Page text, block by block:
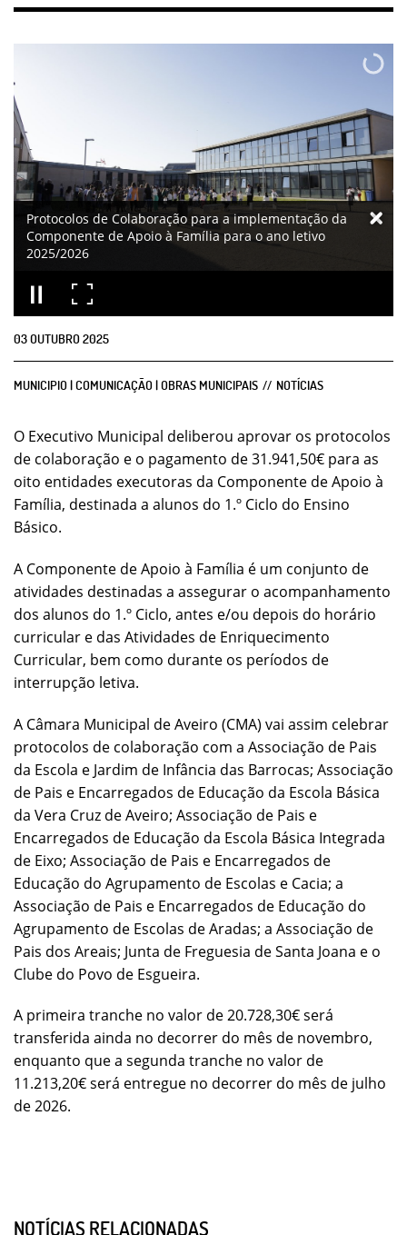
Protocolos de Colaboração para a implementação da
Componente de Apoio à Família para o ano letivo
2025/2026
03OUTUBRO2025
MUNICIPIO | COMUNICAÇÃO | OBRAS MUNICIPAIS NOTÍCIAS
O Executivo Municipal deliberou aprovar os protocolos
de colaboração e o pagamento de 31.941,50€ para as
oito entidades executoras da Componente de Apoio à
Família, destinada a alunos do 1.º Ciclo do Ensino
Básico.
A Componente de Apoio à Família é um conjunto de
atividades destinadas a assegurar o acompanhamento
dos alunos do 1.º Ciclo, antes e/ou depois do horário
curricular e das Atividades de Enriquecimento
Curricular, bem como durante os períodos de
interrupção letiva.
A Câmara Municipal de Aveiro (CMA) vai assim celebrar
protocolos de colaboração com a Associação de Pais
da Escola e Jardim de Infância das Barrocas; Associação
de Pais e Encarregados de Educação da Escola Básica
da Vera Cruz de Aveiro; Associação de Pais e
Encarregados de Educação da Escola Básica Integrada
de Eixo; Associação de Pais e Encarregados de
Educação do Agrupamento de Escolas e Cacia; a
Associação de Pais e Encarregados de Educação do
Agrupamento de Escolas de Aradas; a Associação de
Pais dos Areais; Junta de Freguesia de Santa Joana e o
Clube do Povo de Esgueira.
A primeira tranche no valor de 20.728,30€ será
transferida ainda no decorrer do mês de novembro,
enquanto que a segunda tranche no valor de
11.213,20€ será entregue no decorrer do mês de julho
de 2026.
NOTÍCIAS RELACIONADAS